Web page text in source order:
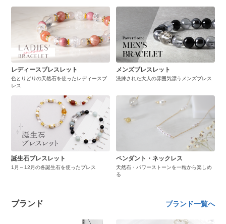
レディースブレスレット
色とりどりの天然石を使ったレディースブ
レス
メンズブレスレット
洗練された大人の雰囲気漂うメンズブレス
誕生石ブレスレット
1月～12月の各誕生石を使ったブレス
ペンダント・ネックレス
天然石・パワーストーンを一粒から楽しめ
る
ブランド ブランド一覧へ